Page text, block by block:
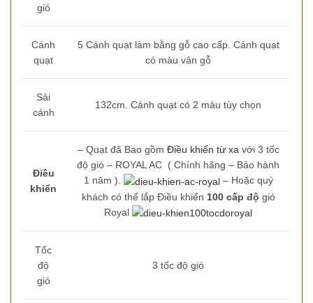
gió
Cánh
quạt
5 Cánh quạt làm bằng gỗ cao cấp. Cánh quạt
có màu vân gỗ
Sải
cánh
132cm. Cánh quạt có 2 màu tùy chọn
Điều
khiển
– Quạt đã Bao gồm Điều khiển từ xavới 3 tốc
độ gió – ROYAL AC ( Chính hãng – Bảo hành
1 năm ).
– Hoặc quý
khách có thể lắp Điều khiển 100 cấp độ gió
Royal
Tốc
độ
gió
3 tốc độ gió